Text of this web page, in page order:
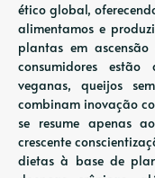
ético global,
alimentamos e
plantas em
consumidores
veganas, queijos
combinam inovação
se resume apenas
crescente
dietas à base de